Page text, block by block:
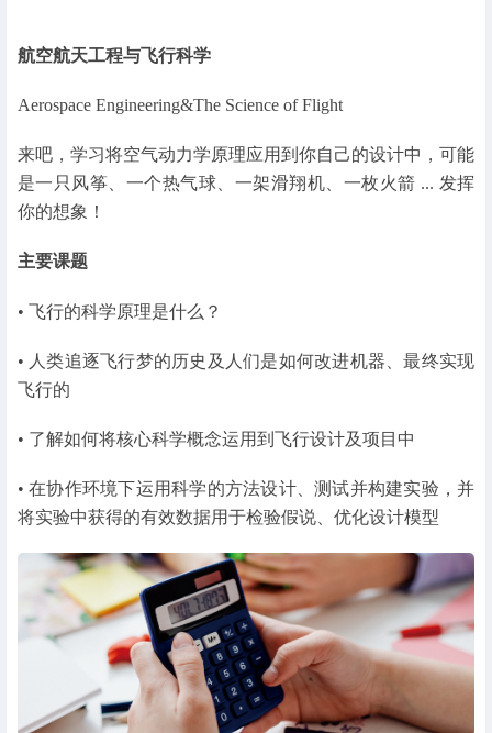
航空航天工程与飞行科学
Aerospace Engineering&The Science of Flight
来吧，学习将空气动力学原理应用到你自己的设计中，可能
是一只风筝、一个热气球、一架滑翔机、一枚火箭 ... 发挥
你的想象！
主要课题
• 飞行的科学原理是什么？
• 人类追逐飞行梦的历史及人们是如何改进机器、最终实现
飞行的
• 了解如何将核心科学概念运用到飞行设计及项目中
• 在协作环境下运用科学的方法设计、测试并构建实验，并
将实验中获得的有效数据用于检验假说、优化设计模型